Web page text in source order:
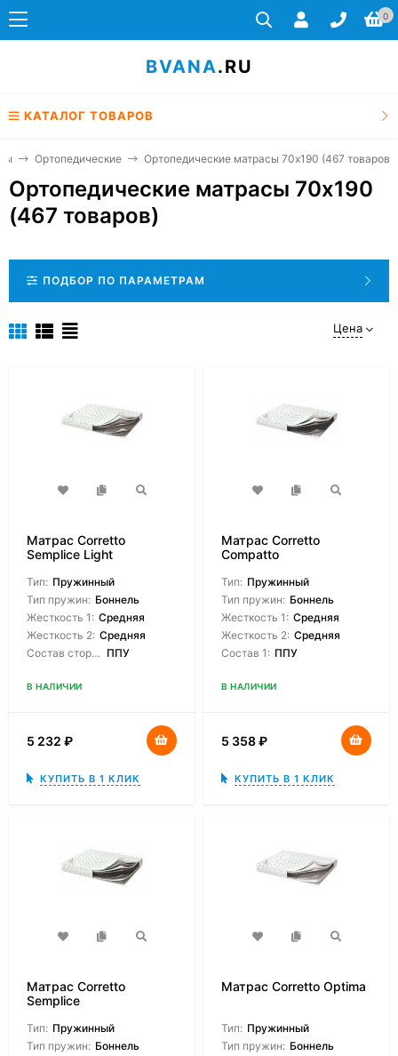
0
BVANA.RU
КАТАЛОГ ТОВАРОВ
Ортопедические Ортопедические матрасы 70x190 (467 товаров)
Ортопедические матрасы 70x190
(467 товаров)
ПОДБОР ПО ПАРАМЕТРАМ
Цена
Матрас Corretto
Semplice Light
Тип: Пружинный
Тип пружин: Боннель
Жесткость 1: Средняя
Жесткость 2: Средняя
Состав сторон: ППУ
В НАЛИЧИИ
5 232 ₽
КУПИТЬ В 1 КЛИК
Матрас Corretto
Compatto
Тип: Пружинный
Тип пружин: Боннель
Жесткость 1: Средняя
Жесткость 2: Средняя
Состав 1: ППУ
В НАЛИЧИИ
5 358₽
КУПИТЬ В 1 КЛИК
Матрас Corretto
Semplice
Тип: Пружинный
Тип пружин: Боннель
Матрас Corretto Optima
Тип: Пружинный
Тип пружин: Боннель